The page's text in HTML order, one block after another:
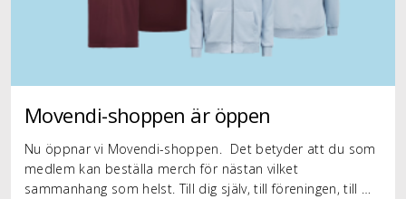
Movendi-shoppen är öppen
Nu öppnar vi Movendi-shoppen. Det betyder att du som
medlem kan beställa merch för nästan vilket
sammanhang som helst. Till dig själv, till föreningen, till …